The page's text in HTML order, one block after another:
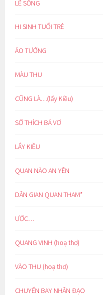
LẼ SỐNG
HI SINH TUỔI TRẺ
ẢO TƯỞNG
MÀU THU
CŨNG LÀ…(lẩy Kiều)
SỞ THÍCH BÁ VƠ
LẨY KIỀU
QUAN NÀO AN YÊN
DÂN GIAN QUAN THAM*
ƯỚC…
QUANG VINH (hoạ thơ)
VÀO THU (hoạ thơ)
CHUYẾN BAY NHÂN ĐẠO